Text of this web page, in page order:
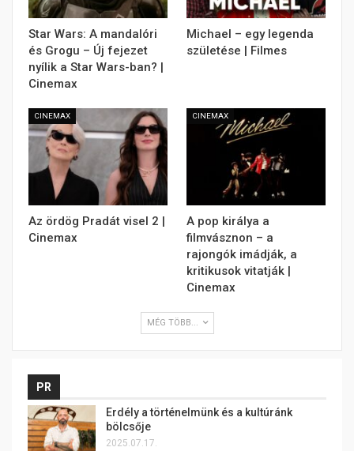
Star Wars: A mandalóri
és Grogu – Új fejezet
nyílik a Star Wars-ban? |
Cinemax
Michael – egy legenda
születése | Filmes
CINEMAX
Az ördög Pradát visel 2 |
Cinemax
CINEMAX
A pop királya a
filmvásznon – a
rajongók imádják, a
kritikusok vitatják |
Cinemax
MÉG TÖBB...
PR
Erdély a történelmünk és a kultúránk
bölcsője
2025.07.17.